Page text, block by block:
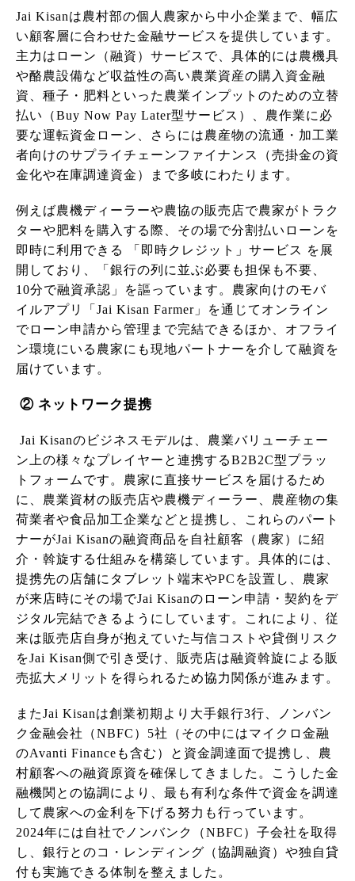
Jai Kisanは農村部の個人農家から中小企業まで、幅広
い顧客層に合わせた金融サービスを提供しています。
主力はローン（融資）サービスで、具体的には農機具
や酪農設備など収益性の高い農業資産の購入資金融
資、種子・肥料といった農業インプットのための立替
払い（Buy Now Pay Later型サービス）、農作業に必
要な運転資金ローン、さらには農産物の流通・加工業
者向けのサプライチェーンファイナンス（売掛金の資
金化や在庫調達資金）まで多岐にわたります。
例えば農機ディーラーや農協の販売店で農家がトラク
ターや肥料を購入する際、その場で分割払いローンを
即時に利用できる 「即時クレジット」サービス を展
開しており、「銀行の列に並ぶ必要も担保も不要、
10分で融資承認」を謳っています。農家向けのモバ
イルアプリ「Jai Kisan Farmer」を通じてオンライン
でローン申請から管理まで完結できるほか、オフライ
ン環境にいる農家にも現地パートナーを介して融資を
届けています。
② ネットワーク提携
Jai Kisanのビジネスモデルは、農業バリューチェー
ン上の様々なプレイヤーと連携するB2B2C型プラッ
トフォームです。農家に直接サービスを届けるため
に、農業資材の販売店や農機ディーラー、農産物の集
荷業者や食品加工企業などと提携し、これらのパート
ナーがJai Kisanの融資商品を自社顧客（農家）に紹
介・斡旋する仕組みを構築しています。具体的には、
提携先の店舗にタブレット端末やPCを設置し、農家
が来店時にその場でJai Kisanのローン申請・契約をデ
ジタル完結できるようにしています。これにより、従
来は販売店自身が抱えていた与信コストや貸倒リスク
をJai Kisan側で引き受け、販売店は融資斡旋による販
売拡大メリットを得られるため協力関係が進みます。
またJai Kisanは創業初期より大手銀行3行、ノンバン
ク金融会社（NBFC）5社（その中にはマイクロ金融
のAvanti Financeも含む）と資金調達面で提携し、農
村顧客への融資原資を確保してきました。こうした金
融機関との協調により、最も有利な条件で資金を調達
して農家への金利を下げる努力も行っています。
2024年には自社でノンバンク（NBFC）子会社を取得
し、銀行とのコ・レンディング（協調融資）や独自貸
付も実施できる体制を整えました。